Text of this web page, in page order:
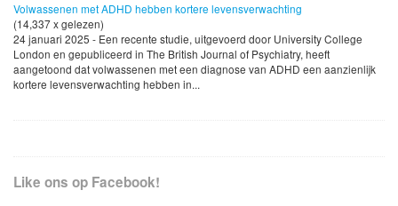
Volwassenen met ADHD hebben kortere levensverwachting
(14,337 x gelezen)
24 januari 2025 - Een recente studie, uitgevoerd door University College
London en gepubliceerd in The British Journal of Psychiatry, heeft
aangetoond dat volwassenen met een diagnose van ADHD een aanzienlijk
kortere levensverwachting hebben in...
Like ons op Facebook!